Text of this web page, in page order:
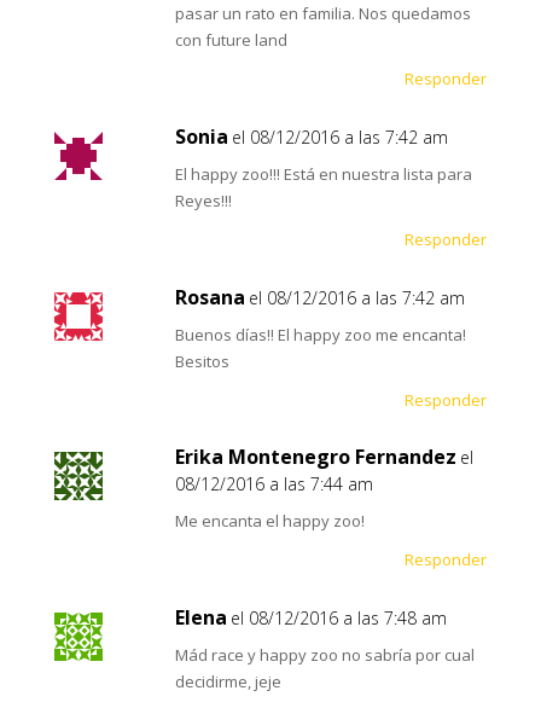
pasar un rato en familia. Nos quedamos
con future land
Responder
Sonia el 08/12/2016 a las 7:42 am
El happy zoo!!! Está en nuestra lista para
Reyes!!!
Responder
Rosana el 08/12/2016 a las 7:42 am
Buenos días!! El happy zoo me encanta!
Besitos
Responder
Erika Montenegro Fernandez el
08/12/2016 a las 7:44 am
Me encanta el happy zoo!
Responder
Elena el 08/12/2016 a las 7:48 am
Mád race y happy zoo no sabría por cual
decidirme, jeje